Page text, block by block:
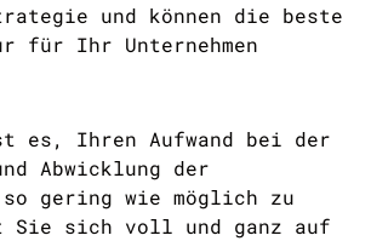
und können die beste
für Ihr Unternehmen
es, Ihren Aufwand bei der
Abwicklung der
gering wie möglich zu
Sie sich voll und ganz auf